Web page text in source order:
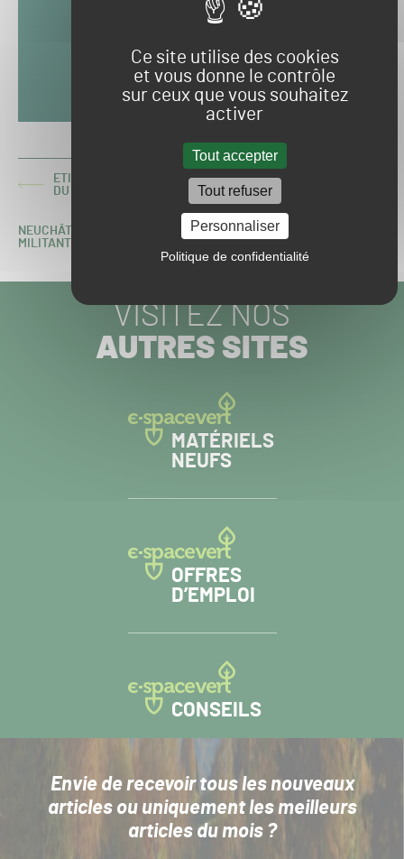
Ce site utilise des cookies
et vous donne le contrôle
sur ceux que vous souhaitez
activer
Tout accepter
Tout refuser
Personnaliser
Politique de confidentialité
ARTICLE
ETIENNE ABELARD (DLF), LA JEUNE POUSSE INFLUENTE
DU SECTEUR DES SEMENCES
ARTICLE
NEUCHÂTEL : UN NOUVEAU GOLF ENDOMMAGÉ PAR DES
MILITANTS
VISITEZ NOS
AUTRES SITES
MATÉRIELS
NEUFS
OFFRES
D’EMPLOI
CONSEILS
Envie de recevoir tous les nouveaux
articlesou uniquement les meilleurs
articles du mois ?